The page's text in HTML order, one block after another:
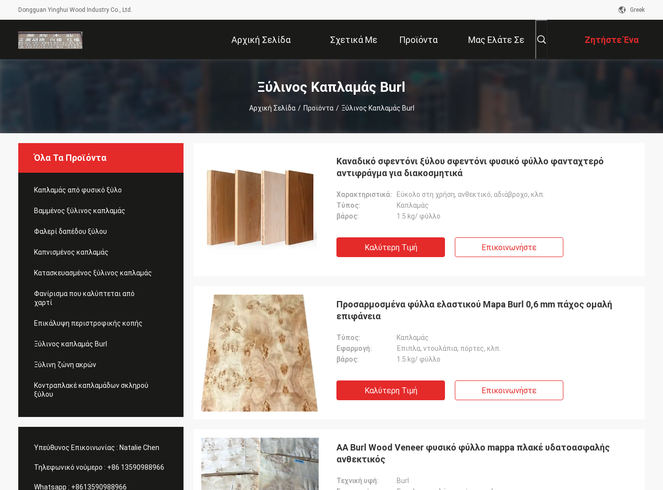
Dongguan Yinghui Wood Industry Co., Ltd. Greek
Αρχική Σελίδα Σχετικά Με
Εμάς
Προϊόντα Μας Ελάτε Σε Ζητήστε Ένα
Απόσπασμα
Ξύλινος Καπλαμάς Burl
Αρχική Σελίδα / Προϊόντα / Ξύλινος Καπλαμάς Burl
Όλα Τα Προϊόντα
Καπλαμάς από φυσικό ξύλο
Βαμμένος ξύλινος καπλαμάς
Φαλερί δαπέδου ξύλου
Καπνισμένος καπλαμάς
Κατασκευασμένος ξύλινος καπλαμάς
Φανίρισμα που καλύπτεται από
χαρτί
Επικάλυψη περιστροφικής κοπής
Ξύλινος καπλαμάς Burl
Ξύλινη ζώνη ακρών
Κοντραπλακέ καπλαμάδων σκληρού
ξύλου
Υπεύθυνος Επικοινωνίας : Natalie Chen
Τηλεφωνικό νούμερο : +86 13590988966
Whatsapp : +8613590988966
Καναδικό σφεντόνι ξύλου σφεντόνι φυσικό φύλλο φανταχτερό
αντιφράγμα για διακοσμητικά
Χαρακτηριστικά:
Εύκολο στη χρήση, ανθεκτικό, αδιάβροχο, κλπ.
Τύπος:
Καπλαμάς
βάρος:
1.5 kg/ φύλλο
Καλύτερη Τιμή Επικοινωνήστε
Προσαρμοσμένα φύλλα ελαστικού Mapa Burl 0,6 mm πάχος ομαλή
επιφάνεια
Τύπος:
Καπλαμάς
Εφαρμογή:
Έπιπλα, ντουλάπια, πόρτες, κλπ.
βάρος:
1.5 kg/ φύλλο
Καλύτερη Τιμή Επικοινωνήστε
AA Burl Wood Veneer φυσικό φύλλο mappa πλακέ υδατοασφαλής
ανθεκτικός
Τεχνική υφή:
Burl